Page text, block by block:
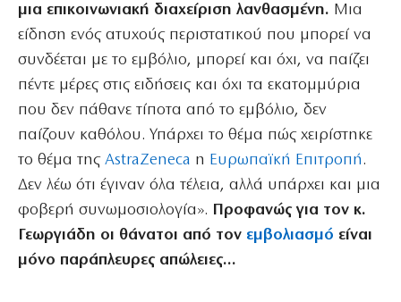
μια επικοινωνιακή διαχείριση λανθασμένη. Μια
είδηση ενός ατυχούς περιστατικού που μπορεί να
συνδέεται με το εμβόλιο, μπορεί και όχι, να παίζει
πέντε μέρες στις ειδήσεις και όχι τα εκατομμύρια
που δεν πάθανε τίποτα από το εμβόλιο, δεν
παίζουν καθόλου. Υπάρχει το θέμα πώς χειρίστηκε
το θέμα της AstraZeneca η Ευρωπαϊκή Επιτροπή.
Δεν λέω ότι έγιναν όλα τέλεια, αλλά υπάρχει και μια
φοβερή συνωμοσιολογία». Προφανώς για τον κ.
Γεωργιάδη οι θάνατοι από τον εμβολιασμό είναι
μόνο παράπλευρες απώλειες…